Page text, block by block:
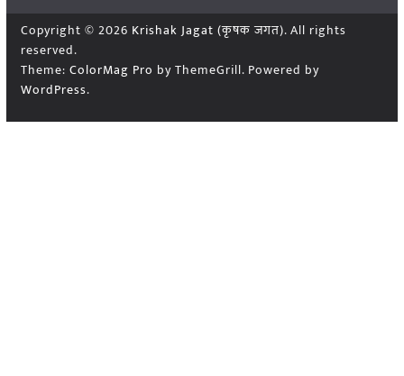
Copyright © 2026 Krishak Jagat (कृषक जगत). All rights
reserved.
Theme: ColorMag Pro by ThemeGrill. Powered by
WordPress.